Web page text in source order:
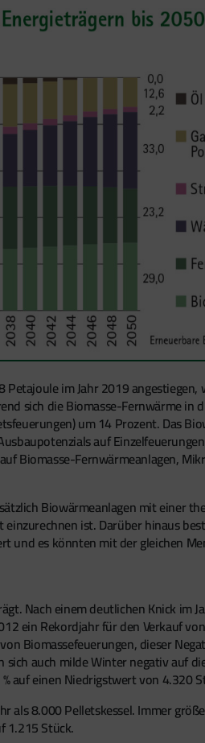
im Jahr 2019
sich die Biomasse-Fernwärme in
um 14 Prozent. Das
auf
Biomasse-Fernwärmeanlagen,
Biowärmeanlagen mit einer
ist. Darüber hinaus
und es könnten mit der gleichen
Nach einem deutlichen Knick im
ein Rekordjahr für den Verkauf
Biomassefeuerungen, dieser
auch milde Winter negativ auf
auf einen Niedrigstwert von 4.320
als 8.000 Pelletskessel. Immer
1.215 Stück.